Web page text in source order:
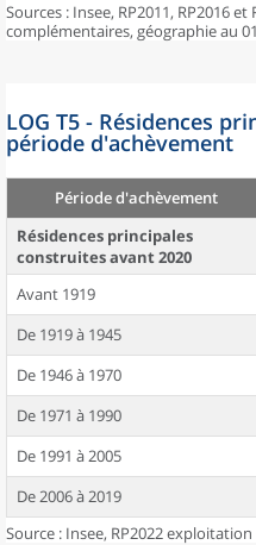
Sources : Insee, RP2011, RP2016
complémentaires, géographie au
LOG T5 - Résidences
période d'achèvement
Période d'achèvement
Résidences principales
construites avant 2020
Avant 1919
De 1919 à 1945
De 1946 à 1970
De 1971 à 1990
De 1991 à 2005
De 2006 à 2019
Source : Insee, RP2022